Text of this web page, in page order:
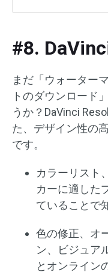
#8.
まだ「ウォーター
トのダウンロード
うか？DaVinci
た、デザイン性の
です。
カラーリスト
カーに適した
ていることで
色の修正、オ
ン、ビジュア
とオンライン